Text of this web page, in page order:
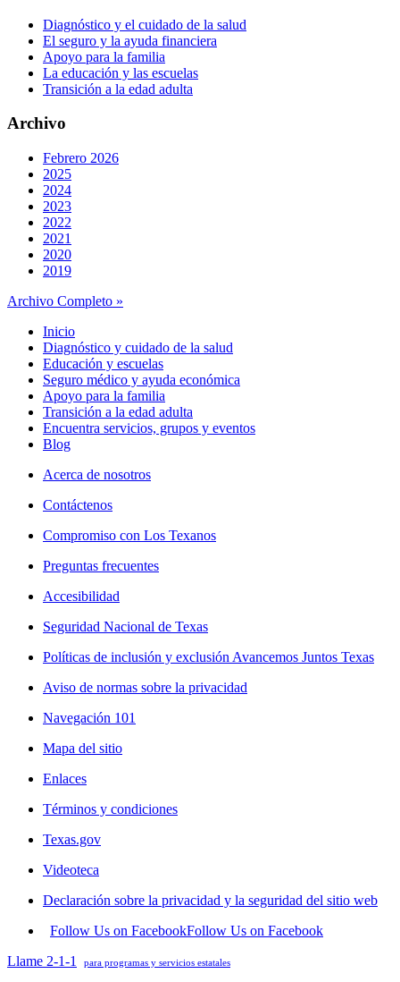
Diagnóstico y el cuidado de la salud
El seguro y la ayuda financiera
Apoyo para la familia
La educación y las escuelas
Transición a la edad adulta
Archivo
Febrero 2026
2025
2024
2023
2022
2021
2020
2019
Archivo Completo »
Inicio
Diagnóstico y cuidado de la salud
Educación y escuelas
Seguro médico y ayuda económica
Apoyo para la familia
Transición a la edad adulta
Encuentra servicios, grupos y eventos
Blog
Acerca de nosotros
Contáctenos
Compromiso con Los Texanos
Preguntas frecuentes
Accesibilidad
Seguridad Nacional de Texas
Políticas de inclusión y exclusión Avancemos Juntos Texas
Aviso de normas sobre la privacidad
Navegación 101
Mapa del sitio
Enlaces
Términos y condiciones
Texas.gov
Videoteca
Declaración sobre la privacidad y la seguridad del sitio web
Follow Us on FacebookFollow Us on Facebook
Llame 2-1-1
para programas y servicios estatales